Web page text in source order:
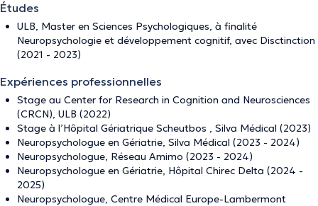
Études
ULB, Master en Sciences Psychologiques, à finalité
Neuropsychologie et développement cognitif, avec Disctinction
(2021 - 2023)
Expériences professionnelles
Stage au Center for Research in Cognition and Neurosciences
(CRCN), ULB (2022)
Stage à l’Hôpital Gériatrique Scheutbos , Silva Médical (2023)
Neuropsychologue en Gériatrie, Silva Médical (2023 - 2024)
Neuropsychologue, Réseau Amimo (2023 - 2024)
Neuropsychologue en Gériatrie, Hôpital Chirec Delta (2024 -
2025)
Neuropsychologue, Centre Médical Europe-Lambermont